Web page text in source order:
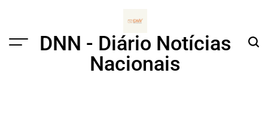
Menu
DNN - Diário Notícias
Nacionais